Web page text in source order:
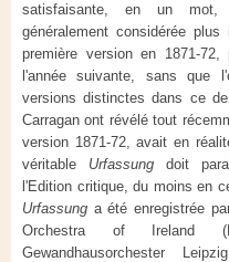
satisfaisante, en un mot,
généralement considérée
première version en 1871-
l'année suivante, sans que
versions distinctes dans ce
Carragan ont révélé tout
version 1871-72, avait en
véritable Urfassung doit
l'Edition critique, du moins en
Urfassung a été enregistrée
Orchestra of Ireland
Gewandhausorchester